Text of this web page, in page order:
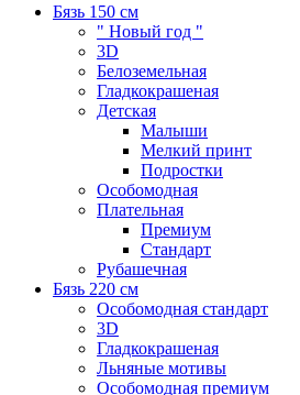
Бязь 150 см
" Новый год "
3D
Белоземельная
Гладкокрашеная
Детская
Малыши
Мелкий принт
Подростки
Особомодная
Плательная
Премиум
Стандарт
Рубашечная
Бязь 220 см
Особомодная стандарт
3D
Гладкокрашеная
Льняные мотивы
Особомодная премиум